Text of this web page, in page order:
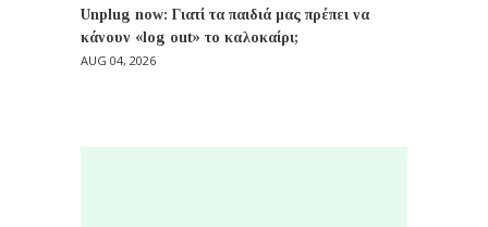
Unplug now: Γιατί τα παιδιά μας πρέπει να
κάνουν «log out» το καλοκαίρι;
AUG 04, 2026